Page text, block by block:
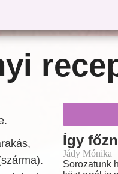
Így
Jády Mónika
Sorozatunk